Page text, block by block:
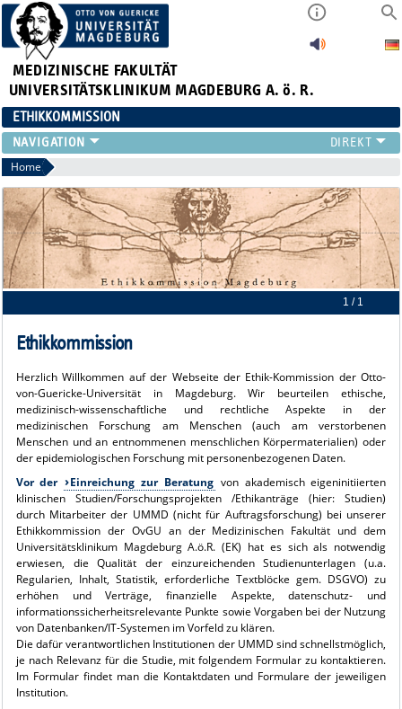
MEDIZINISCHE FAKULTÄT
UNIVERSITÄTSKLINIKUM MAGDEBURG A. ö. R.
ETHIKKOMMISSION
ANTRÄGE
GEBÜHREN
MITGLIEDER
SITZUNGSTERMINE
SATZUNG
LINKS
Home
1 / 1
Ethikkommission
Herzlich Willkommen auf der Webseite der Ethik-Kommission der Otto-
von-Guericke-Universität in Magdeburg. Wir beurteilen ethische,
medizinisch-wissenschaftliche und rechtliche Aspekte in der
medizinischen Forschung am Menschen (auch am verstorbenen
Menschen und an entnommenen menschlichen Körpermaterialien) oder
der epidemiologischen Forschung mit personenbezogenen Daten.
Vor der
Einreichung zur Beratung von akademisch eigeninitiierten
klinischen Studien/Forschungsprojekten /Ethikanträge (hier: Studien)
durch Mitarbeiter der UMMD (nicht für Auftragsforschung) bei unserer
Ethikkommission der OvGU an der Medizinischen Fakultät und dem
Universitätsklinikum Magdeburg A.ö.R. (EK) hat es sich als notwendig
erwiesen, die Qualität der einzureichenden Studienunterlagen (u.a.
Regularien, Inhalt, Statistik, erforderliche Textblöcke gem. DSGVO) zu
erhöhen und Verträge, finanzielle Aspekte, datenschutz- und
informationssicherheitsrelevante Punkte sowie Vorgaben bei der Nutzung
von Datenbanken/IT-Systemen im Vorfeld zu klären.
Die dafür verantwortlichen Institutionen der UMMD sind schnellstmöglich,
je nach Relevanz für die Studie, mit folgendem Formular zu kontaktieren.
Im Formular findet man die Kontakt­daten und Formulare der jeweiligen
Institution.